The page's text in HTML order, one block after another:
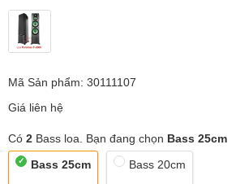
Mã Sản phẩm: 30111107
Giá liên hệ
Có 2 Bass loa. Bạn đang chọn Bass 25cm
Bass 25cm
Bass 20cm